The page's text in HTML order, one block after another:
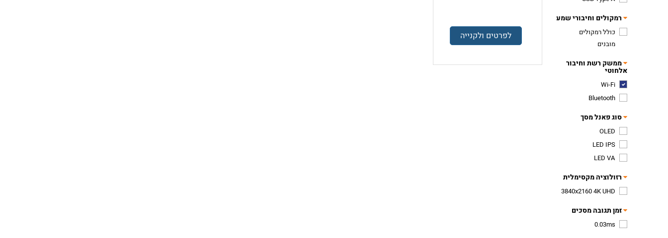
רמקולים וחיבורי שמע
כולל רמקולים
מובנים
ממשק רשת וחיבור
אלחוטי
Wi-Fi
Bluetooth
סוג פאנל מסך
OLED
LED IPS
LED VA
רזולוציה מקסימלית
3840x2160 4K UHD
זמן תגובה מסכים
0.03ms
לפרטים ולקנייה